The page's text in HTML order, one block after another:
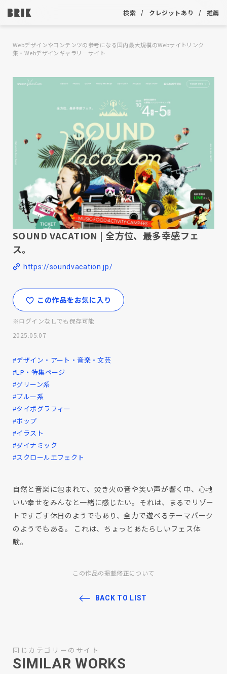
検索 クレジットあり 推薦
Webデザインやコンテンツの参考になる国内最大規模のWebサイトリンク
集・Webデザインギャラリーサイト
SOUND VACATION | 全方位、最多幸感フェ
ス。
https://soundvacation.jp/
この作品をお気に入り
※ログインなしでも保存可能
2025.05.07
#デザイン・アート・音楽・文芸
#LP・特集ページ
#グリーン系
#ブルー系
#タイポグラフィー
#ポップ
#イラスト
#ダイナミック
#スクロールエフェクト
自然と音楽に包まれて、焚き火の音や笑い声が響く中、心地
いい幸せをみんなと一緒に感じたい。それは、まるでリゾー
トですごす休日のようでもあり、全力で遊べるテーマパーク
のようでもある。 これは、ちょっとあたらしいフェス体
験。
この作品の掲載修正について
BACK TO LIST
同じカテゴリーのサイト
SIMILAR WORKS